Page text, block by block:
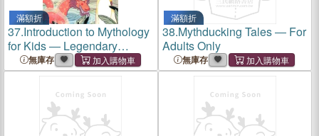
滿額折
37.Introduction to Mythology
for Kids ― Legendary
Stories from Around the
World
無庫存
滿額折
38.Mythducking Tales ― For
Adults Only
無庫存